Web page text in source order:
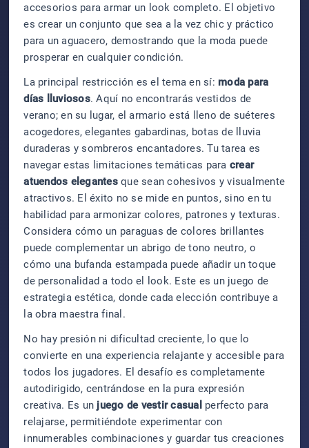
accesorios para armar un look completo. El objetivo
es crear un conjunto que sea a la vez chic y práctico
para un aguacero, demostrando que la moda puede
prosperar en cualquier condición.
La principal restricción es el tema en sí: moda para
días lluviosos. Aquí no encontrarás vestidos de
verano; en su lugar, el armario está lleno de suéteres
acogedores, elegantes gabardinas, botas de lluvia
duraderas y sombreros encantadores. Tu tarea es
navegar estas limitaciones temáticas para crear
atuendos elegantesque sean cohesivos y visualmente
atractivos. El éxito no se mide en puntos, sino en tu
habilidad para armonizar colores, patrones y texturas.
Considera cómo un paraguas de colores brillantes
puede complementar un abrigo de tono neutro, o
cómo una bufanda estampada puede añadir un toque
de personalidad a todo el look. Este es un juego de
estrategia estética, donde cada elección contribuye a
la obra maestra final.
No hay presión ni dificultad creciente, lo que lo
convierte en una experiencia relajante y accesible para
todos los jugadores. El desafío es completamente
autodirigido, centrándose en la pura expresión
creativa. Es un juego de vestir casual perfecto para
relajarse, permitiéndote experimentar con
innumerables combinaciones y guardar tus creaciones